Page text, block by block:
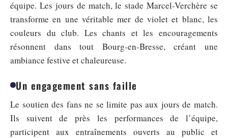
équipe. Les jours de match, le stade Marcel-Verchère se
transforme en une véritable mer de violet et blanc, les
couleurs du club. Les chants et les encouragements
résonnent dans tout Bourg-en-Bresse, créant une
ambiance festive et chaleureuse.
Un engagement sans faille
Le soutien des fans ne se limite pas aux jours de match.
Ils suivent de près les performances de l’équipe,
participent aux entraînements ouverts au public et